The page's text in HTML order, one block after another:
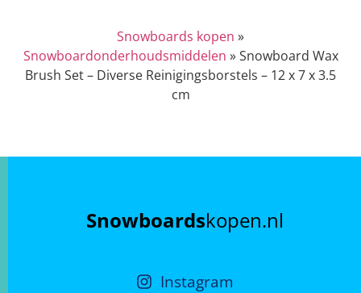
Snowboards kopen »
Snowboardonderhoudsmiddelen »Snowboard Wax
Brush Set – Diverse Reinigingsborstels – 12 x 7 x 3.5
cm
Snowboardskopen.nl
Instagram